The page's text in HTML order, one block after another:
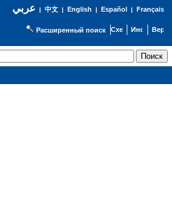
عربي| 中文| English | Español | Français
Расширенный поиск